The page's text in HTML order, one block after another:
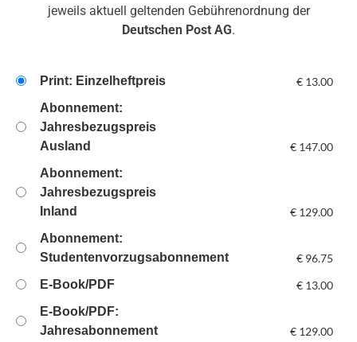
jeweils aktuell geltenden Gebührenordnung der
Deutschen Post AG.
Print: Einzelheftpreis € 13.00
Abonnement:
Jahresbezugspreis
Ausland
€ 147.00
Abonnement:
Jahresbezugspreis
Inland
€ 129.00
Abonnement:
Studentenvorzugsabonnement
€ 96.75
E-Book/PDF
€ 13.00
E-Book/PDF:
Jahresabonnement
€ 129.00